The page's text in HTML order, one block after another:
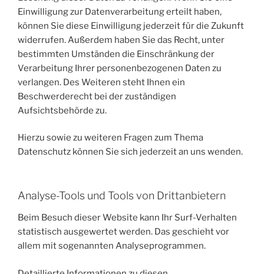
Einwilligung zur Datenverarbeitung erteilt haben,
können Sie diese Einwilligung jederzeit für die Zukunft
widerrufen. Außerdem haben Sie das Recht, unter
bestimmten Umständen die Einschränkung der
Verarbeitung Ihrer personenbezogenen Daten zu
verlangen. Des Weiteren steht Ihnen ein
Beschwerderecht bei der zuständigen
Aufsichtsbehörde zu.
Hierzu sowie zu weiteren Fragen zum Thema
Datenschutz können Sie sich jederzeit an uns wenden.
Analyse-Tools und Tools von Drittanbietern
Beim Besuch dieser Website kann Ihr Surf-Verhalten
statistisch ausgewertet werden. Das geschieht vor
allem mit sogenannten Analyseprogrammen.